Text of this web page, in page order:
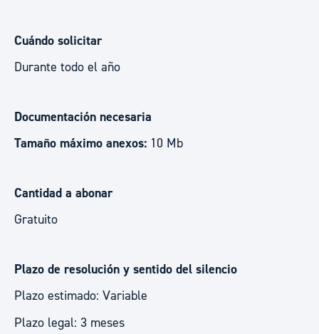
Cuándo solicitar
Durante todo el año
Documentación necesaria
Tamaño máximo anexos: 10 Mb
Cantidad a abonar
Gratuito
Plazo de resolución y sentido del silencio
Plazo estimado: Variable
Plazo legal: 3 meses